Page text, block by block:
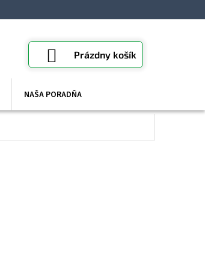
NÁKUPNÝ
KOŠÍK
Prázdny košík
NAŠA PORADŇA